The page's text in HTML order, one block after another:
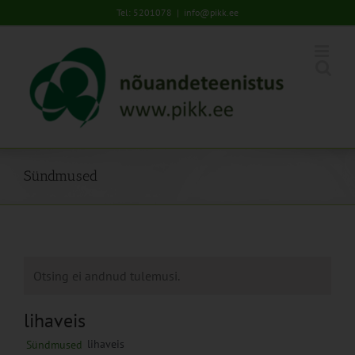
to
Tel: 5201078 | info@pikk.ee
Sündmused
Otsing ei andnud tulemusi.
lihaveis
Sündmused lihaveis